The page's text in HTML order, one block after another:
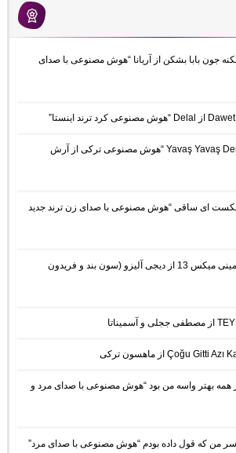
جون بابا بشکن از آریانا “هوش مصنوعی با صدای
دانلود آهنگ Yavaş Yavaş Derin Derin “هوش مصنوعی ترکی از آرش
ای ساقی “هوش مصنوعی با صدای زن ترند جدید
دانلود آهنگ ریمیکس مینی میکس 13 از دیجی آلیزو (سون بند و فریدون
همه بهتر واسه من بود “هوش مصنوعی با صدای مرد و
سر من که قول داده بودم “هوش مصنوعی با صدای مرد”